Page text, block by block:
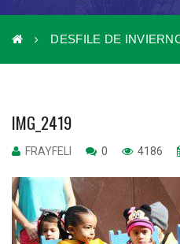
DESFILE DE
IMG_2419
FRAYFELI 0 4186